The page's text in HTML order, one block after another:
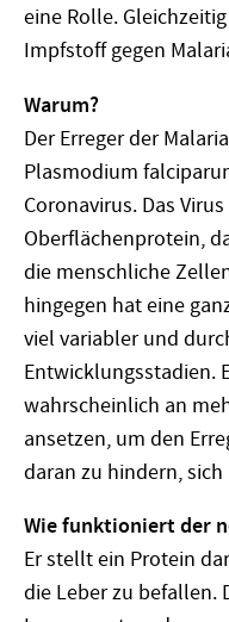
eine Rolle.
Impfstoff gegen
Warum?
Der Erreger der
Plasmodium
Coronavirus. Das
Oberflächenprotein,
die menschliche
hingegen hat eine
viel variabler und
Entwicklungsstadien.
wahrscheinlich an
ansetzen, um den
daran zu hindern,
Wie funktioniert der
Er stellt ein Protein
die Leber zu befallen.